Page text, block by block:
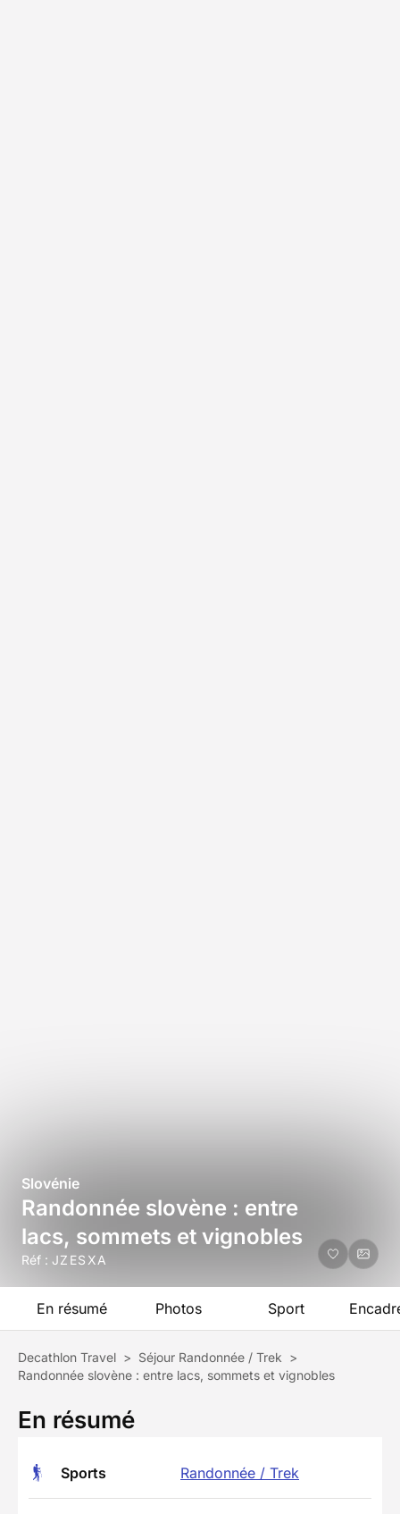
Slovénie
Randonnée slovène : entre
lacs, sommets et vignobles
Réf : JZESXA
En résumé Photos Sport
Decathlon Travel > Séjour Randonnée / Trek >
Randonnée slovène : entre lacs, sommets et vignobles
En résumé
Sports Randonnée / Trek